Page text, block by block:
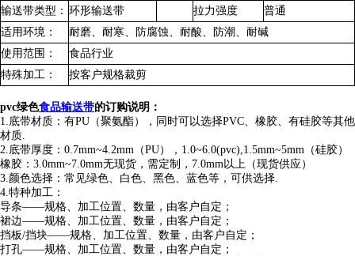
输送带类型： 环形输送带 拉力强度
普通
适用环境：
耐磨、耐寒、防腐蚀、耐酸、防潮、耐碱
使用范围：
食品行业
特殊加工：
按客户规格裁剪
pvc绿色食品输送带的订购说明：
1.底带材质：有PU（聚氨酯），同时可以选择PVC、橡胶、有硅胶等其他
材质.
2.底带厚度：0.7mm~4.2mm（PU），1.0~6.0(pvc),1.5mm~5mm（硅胶）
橡胶：3.0mm~7.0mm无现货，需定制，7.0mm以上（现货供应）
3.颜色选择：常见绿色、白色、黑色、蓝色等，可供选择.
4.特种加工：
导条——规格、加工位置、数量，由客户自定；
裙边——规格、加工位置、数量，由客户自定；
挡板/挡块——规格、加工位置、数量，由客户自定；
打孔——规格、加工位置、数量，由客户自定；